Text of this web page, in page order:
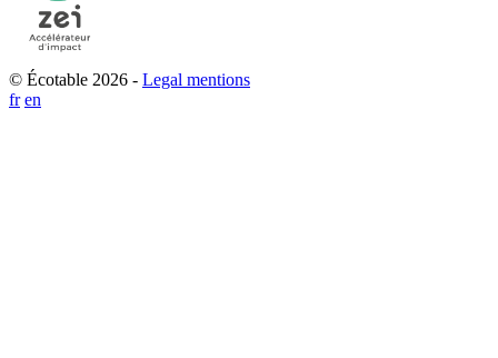
© Écotable 2026 - Legal mentions
fr en